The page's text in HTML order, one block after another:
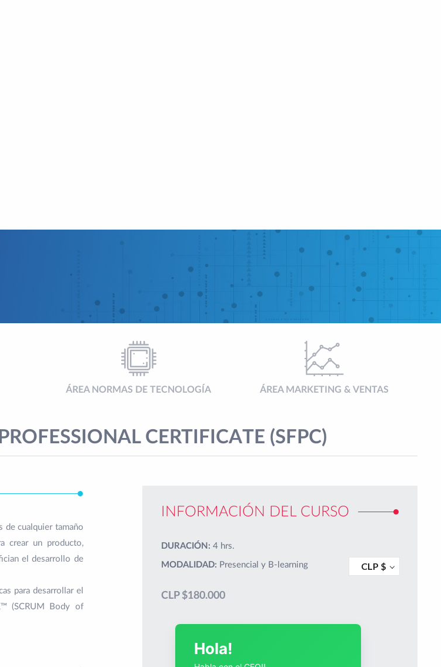
ÁREA NORMAS DE TECNOLOGÍA ÁREA MARKETING & VENTAS
CERTIFICATE (SFPC)
de cualquier tamaño
crear un producto,
el desarrollo de
para desarrollar el
(SCRUM Body of
INFORMACIÓN DEL CURSO
DURACIÓN: 4 hrs.
MODALIDAD: Presencial y B-learning CLP $
CLP $180.000
Hola!